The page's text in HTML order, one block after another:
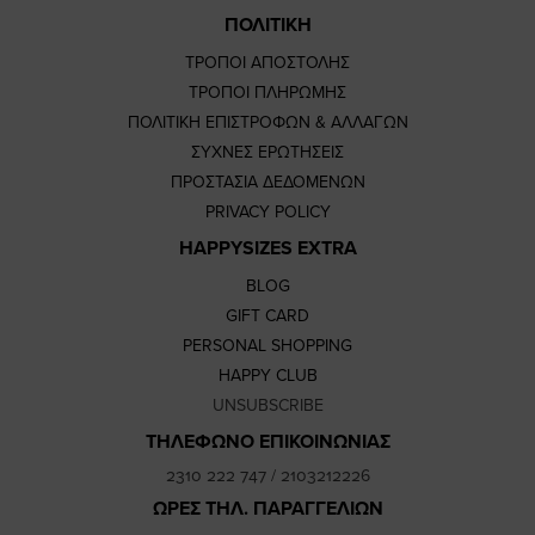
ΠΟΛΙΤΙΚΗ
ΤΡΟΠΟΙ ΑΠΟΣΤΟΛΗΣ
ΤΡΟΠΟΙ ΠΛΗΡΩΜΗΣ
ΠΟΛΙΤΙΚΗ ΕΠΙΣΤΡΟΦΩΝ & ΑΛΛΑΓΩΝ
ΣΥΧΝΕΣ ΕΡΩΤΗΣΕΙΣ
ΠΡΟΣΤΑΣΙΑ ΔΕΔΟΜΕΝΩΝ
PRIVACY POLICY
HAPPYSIZES EXTRA
BLOG
GIFT CARD
PERSONAL SHOPPING
HAPPY CLUB
UNSUBSCRIBE
ΤΗΛΕΦΩΝΟ ΕΠΙΚΟΙΝΩΝΙΑΣ
2310 222 747/ 2103212226
ΩΡΕΣ ΤΗΛ. ΠΑΡΑΓΓΕΛΙΩΝ